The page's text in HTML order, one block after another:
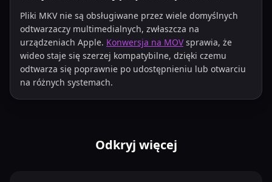
Pliki MKV nie są obsługiwane przez wiele domyślnych
odtwarzaczy multimedialnych, zwłaszcza na
urządzeniach Apple. Konwersja na MOVsprawia, że
wideo staje się szerzej kompatybilne, dzięki czemu
odtwarza się poprawnie po udostępnieniu lub otwarciu
na różnych systemach.
Odkryj więcej